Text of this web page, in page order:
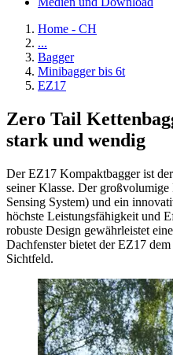
Home - CH
...
Bagger
Minibagger bis 6t
EZ17
Zero Tail
stark und wendig
Der EZ17 Kompaktbagger ist
seiner Klasse. Der
Sensing System) und ein
höchste Leistungsfähigkeit und
robuste Design gewährleistet
Dachfenster bietet der EZ17
Sichtfeld.